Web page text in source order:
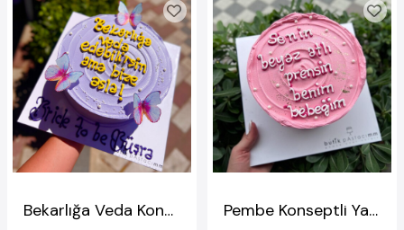
Bekarlığa Veda Konseptli Yazılı Pasta Pembe Konseptli Yazılı Pasta